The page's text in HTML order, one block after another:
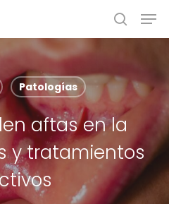
Patologías
aftas en la
y tratamientos